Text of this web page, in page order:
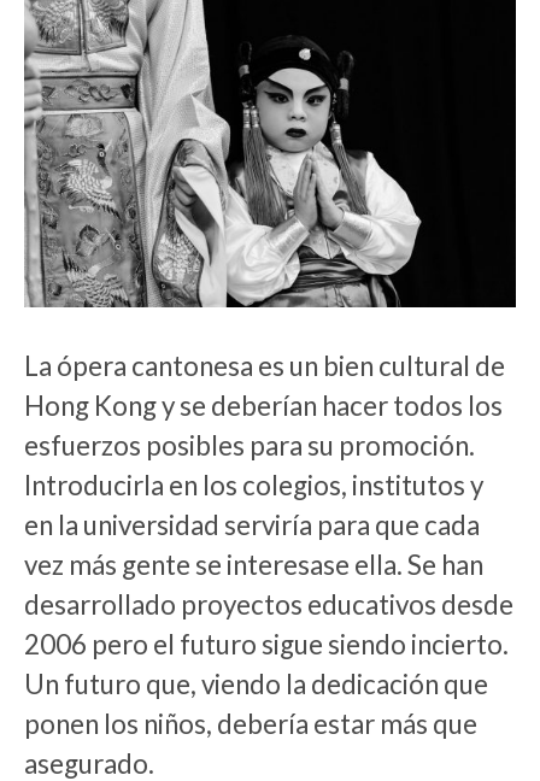
La ópera cantonesa es un bien cultural de
Hong Kong y se deberían hacer todos los
esfuerzos posibles para su promoción.
Introducirla en los colegios, institutos y
en la universidad serviría para que cada
vez más gente se interesase ella. Se han
desarrollado proyectos educativos desde
2006 pero el futuro sigue siendo incierto.
Un futuro que, viendo la dedicación que
ponen los niños, debería estar más que
asegurado.